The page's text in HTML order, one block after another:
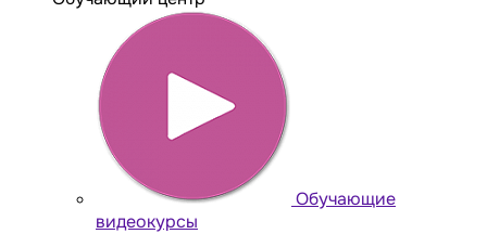
Обучающие
видеокурсы